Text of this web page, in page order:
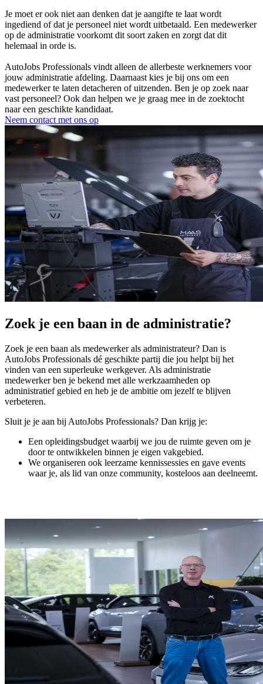
Je moet er ook niet aan denken dat je aangifte te laat wordt
ingediend of dat je personeel niet wordt uitbetaald. Een medewerker
op de administratie voorkomt dit soort zaken en zorgt dat dit
helemaal in orde is.
AutoJobs Professionals vindt alleen de allerbeste werknemers voor
jouw administratie afdeling. Daarnaast kies je bij ons om een
medewerker te laten detacheren of uitzenden. Ben je op zoek naar
vast personeel? Ook dan helpen we je graag mee in de zoektocht
naar een geschikte kandidaat.
Neem contact met ons op
Zoek je een baan in de administratie?
Zoek je een baan als medewerker als administrateur? Dan is
AutoJobs Professionals dé geschikte partij die jou helpt bij het
vinden van een superleuke werkgever. Als administratie
medewerker ben je bekend met alle werkzaamheden op
administratief gebied en heb je de ambitie om jezelf te blijven
verbeteren.
Sluit je je aan bij AutoJobs Professionals? Dan krijg je:
Een opleidingsbudget waarbij we jou de ruimte geven om je
door te ontwikkelen binnen je eigen vakgebied.
We organiseren ook leerzame kennissessies en gave events
waar je, als lid van onze community, kosteloos aan deelneemt.